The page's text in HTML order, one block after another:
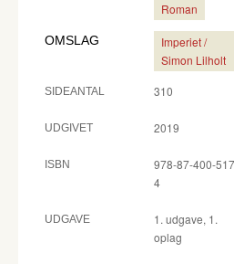
Roman
OMSLAG
Imperiet /
Simon Lilholt
SIDEANTAL 310
UDGIVET 2019
ISBN
978-87-400-
4
UDGAVE
1. udgave, 1.
oplag